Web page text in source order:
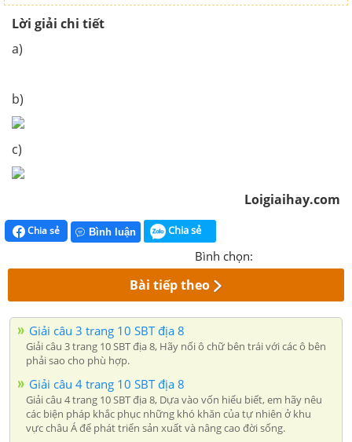
Lời giải chi tiết
a)
b)
c)
Loigiaihay.com
Chia sẻ Bình luận Chia sẻ
Bình chọn:
Bài tiếp theo
Giải câu 3 trang 10 SBT địa 8
Giải câu 3 trang 10 SBT địa 8, Hãy nối ô chữ bên trái với các ô bên
phải sao cho phù hợp.
Giải câu 4 trang 10 SBT địa 8
Giải câu 4 trang 10 SBT địa 8, Dựa vào vốn hiểu biết, em hãy nêu
các biện pháp khắc phục những khó khăn của tự nhiên ở khu
vực châu Á để phát triển sản xuất và nâng cao đời sống.